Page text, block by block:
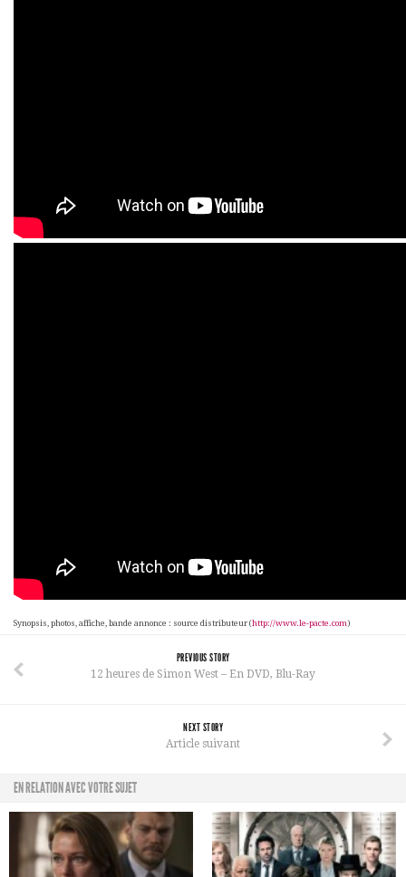
Synopsis, photos, affiche, bande annonce : source distributeur (http://www.le-pacte.com)
PREVIOUS STORY
12 heures de Simon West – En DVD, Blu-Ray
NEXT STORY
Article suivant
EN RELATION AVEC VOTRE SUJET